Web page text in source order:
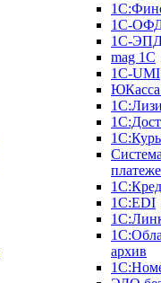
1С-
1С-
mag 1C
1C-UMI
1С:EDI
архив